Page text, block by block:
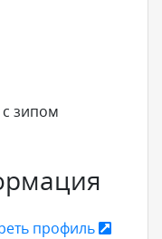
зипом
профиль